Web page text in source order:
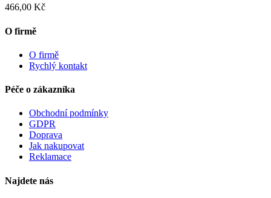
466,00 Kč
O firmě
O firmě
Rychlý kontakt
Péče o zákazníka
Obchodní podmínky
GDPR
Doprava
Jak nakupovat
Reklamace
Najdete nás